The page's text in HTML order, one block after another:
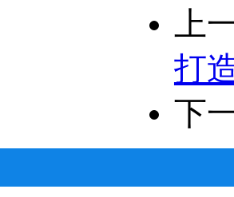
上
打
下